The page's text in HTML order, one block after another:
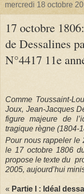
mercredi 18 octobre
17 octobre
de Dessalines
N°4417 11e
Comme Toussaint-
Joux, Jean-Jacques
figure majeure de
tragique règne (1804-
Pour nous rappeler le
le 17 octobre 1806
propose le texte du
2005, aujourd’hui
« Partie I : Idéal